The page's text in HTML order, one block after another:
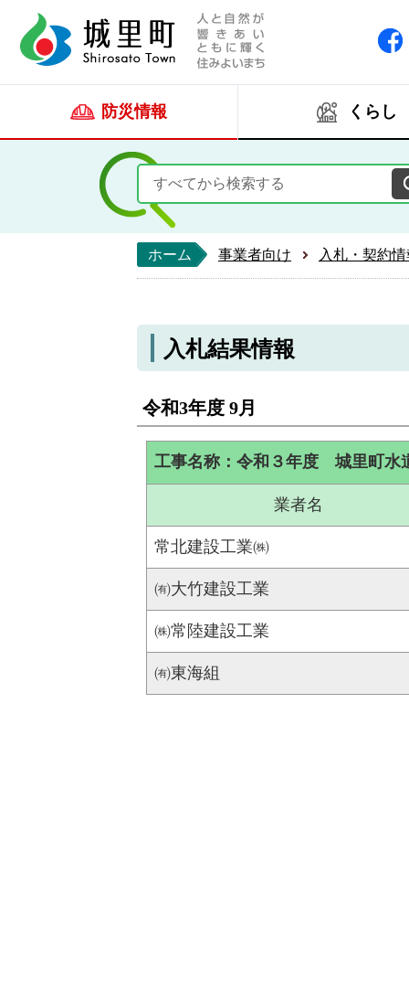
防災情報 くらし
ホーム 事業者向け 入札・契約
入札結果情報
令和3年度 9月
工事名称：令和３年度 城里町水
業者名
常北建設工業㈱
㈲大竹建設工業
㈱常陸建設工業
㈲東海組